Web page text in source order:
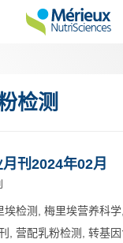
检测
刊2024年02月
检测, 梅里埃营养科学
, 营配乳粉检测, 转基